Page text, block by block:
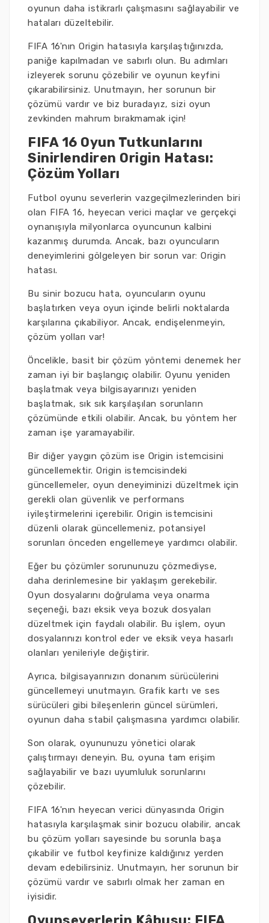
oyunun daha istikrarlı çalışmasını sağlayabilir ve
hataları düzeltebilir.
FIFA 16'nın Origin hatasıyla karşılaştığınızda,
paniğe kapılmadan ve sabırlı olun. Bu adımları
izleyerek sorunu çözebilir ve oyunun keyfini
çıkarabilirsiniz. Unutmayın, her sorunun bir
çözümü vardır ve biz buradayız, sizi oyun
zevkinden mahrum bırakmamak için!
FIFA 16 Oyun Tutkunlarını
Sinirlendiren Origin Hatası:
Çözüm Yolları
Futbol oyunu severlerin vazgeçilmezlerinden biri
olan FIFA 16, heyecan verici maçlar ve gerçekçi
oynanışıyla milyonlarca oyuncunun kalbini
kazanmış durumda. Ancak, bazı oyuncuların
deneyimlerini gölgeleyen bir sorun var: Origin
hatası.
Bu sinir bozucu hata, oyuncuların oyunu
başlatırken veya oyun içinde belirli noktalarda
karşılarına çıkabiliyor. Ancak, endişelenmeyin,
çözüm yolları var!
Öncelikle, basit bir çözüm yöntemi denemek her
zaman iyi bir başlangıç olabilir. Oyunu yeniden
başlatmak veya bilgisayarınızı yeniden
başlatmak, sık sık karşılaşılan sorunların
çözümünde etkili olabilir. Ancak, bu yöntem her
zaman işe yaramayabilir.
Bir diğer yaygın çözüm ise Origin istemcisini
güncellemektir. Origin istemcisindeki
güncellemeler, oyun deneyiminizi düzeltmek için
gerekli olan güvenlik ve performans
iyileştirmelerini içerebilir. Origin istemcisini
düzenli olarak güncellemeniz, potansiyel
sorunları önceden engellemeye yardımcı olabilir.
Eğer bu çözümler sorununuzu çözmediyse,
daha derinlemesine bir yaklaşım gerekebilir.
Oyun dosyalarını doğrulama veya onarma
seçeneği, bazı eksik veya bozuk dosyaları
düzeltmek için faydalı olabilir. Bu işlem, oyun
dosyalarınızı kontrol eder ve eksik veya hasarlı
olanları yenileriyle değiştirir.
Ayrıca, bilgisayarınızın donanım sürücülerini
güncellemeyi unutmayın. Grafik kartı ve ses
sürücüleri gibi bileşenlerin güncel sürümleri,
oyunun daha stabil çalışmasına yardımcı olabilir.
Son olarak, oyununuzu yönetici olarak
çalıştırmayı deneyin. Bu, oyuna tam erişim
sağlayabilir ve bazı uyumluluk sorunlarını
çözebilir.
FIFA 16'nın heyecan verici dünyasında Origin
hatasıyla karşılaşmak sinir bozucu olabilir, ancak
bu çözüm yolları sayesinde bu sorunla başa
çıkabilir ve futbol keyfinize kaldığınız yerden
devam edebilirsiniz. Unutmayın, her sorunun bir
çözümü vardır ve sabırlı olmak her zaman en
iyisidir.